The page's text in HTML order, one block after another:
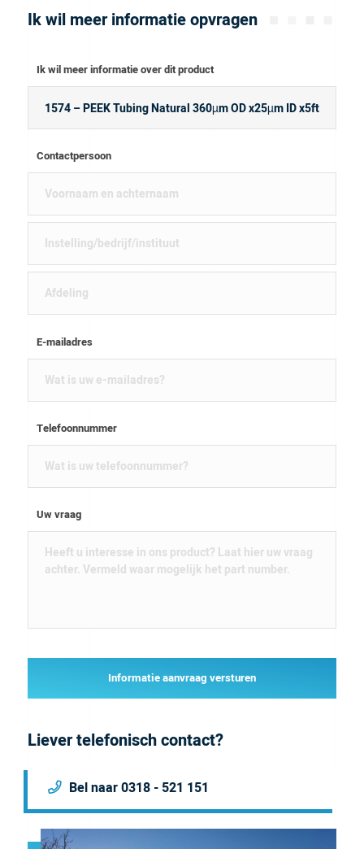
Ik wil meer informatie opvragen
Ik wil meer informatie over dit product
Contactpersoon
E-mailadres
Telefoonnummer
Uw vraag
Informatie aanvraag versturen
Liever telefonisch contact?
Bel naar 0318 - 521 151